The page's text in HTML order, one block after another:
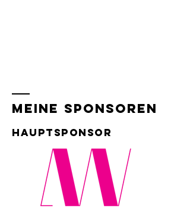
Meine Sponsoren
Hauptsponsor